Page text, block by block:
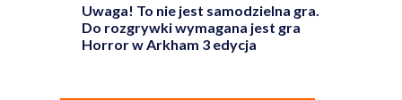
Uwaga! To nie jest samodzielna gra.
Do rozgrywki wymagana jest gra
Horror w Arkham 3 edycja